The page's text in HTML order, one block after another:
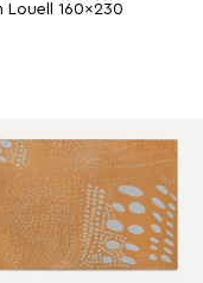
Louell 160x230